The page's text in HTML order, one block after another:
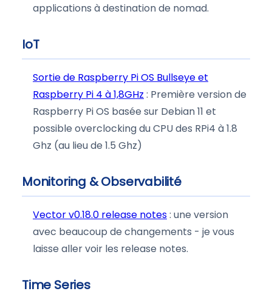
applications à destination de nomad.
IoT
Sortie de Raspberry Pi OS Bullseye et
Raspberry Pi 4 à 1,8GHz : Première version de
Raspberry Pi OS basée sur Debian 11 et
possible overclocking du CPU des RPi4 à 1.8
Ghz (au lieu de 1.5 Ghz)
Monitoring & Observabilité
Vector v0.18.0 release notes: une version
avec beaucoup de changements - je vous
laisse aller voir les release notes.
Time Series